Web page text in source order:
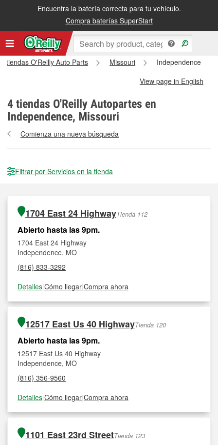
Encuentra la batería correcta para tu vehículo.
Compra baterías SuperStart
tiendas O'Reilly Auto Parts Missouri
Independence
View page in English
4 tiendas O'Reilly Autopartes en
Independence, Missouri
Comienza una nueva búsqueda
Filtrar por Servicios en la tienda
1704 East 24 HighwayTienda 112
Abierto hasta las 9pm.
1704 East 24 Highway
Independence, MO
(816) 833-3292
Detalles|Cómo llegar|Compra ahora
12517 East Us 40 HighwayTienda 120
Abierto hasta las 9pm.
12517 East Us 40 Highway
Independence, MO
(816) 356-9560
Detalles|Cómo llegar|Compra ahora
1101 East 23rd StreetTienda 123